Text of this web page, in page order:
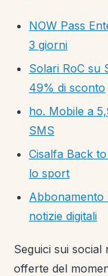
NOW Pass
3 giorni
Solari RoC su
49% di sconto
ho. Mobile a
SMS
Cisalfa Back
lo sport
Abbonamento
notizie digitali
Seguici sui
offerte del